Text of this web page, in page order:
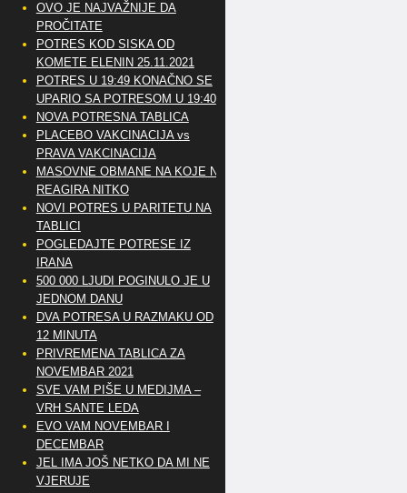
OVO JE NAJVAŽNIJE DA
PROČITATE
POTRES KOD SISKA OD
KOMETE ELENIN 25.11.2021
POTRES U 19:49 KONAČNO SE
UPARIO SA POTRESOM U 19:40
NOVA POTRESNA TABLICA
PLACEBO VAKCINACIJA vs
PRAVA VAKCINACIJA
MASOVNE OBMANE NA KOJE NE
REAGIRA NITKO
NOVI POTRES U PARITETU NA
TABLICI
POGLEDAJTE POTRESE IZ
IRANA
500 000 LJUDI POGINULO JE U
JEDNOM DANU
DVA POTRESA U RAZMAKU OD
12 MINUTA
PRIVREMENA TABLICA ZA
NOVEMBAR 2021
SVE VAM PIŠE U MEDIJMA –
VRH SANTE LEDA
EVO VAM NOVEMBAR I
DECEMBAR
JEL IMA JOŠ NETKO DA MI NE
VJERUJE